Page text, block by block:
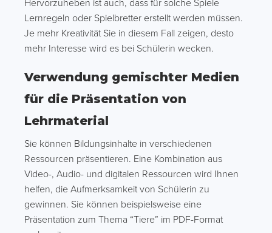
Hervorzuheben ist auch, dass für solche Spiele
Lernregeln oder Spielbretter erstellt werden müssen.
Je mehr Kreativität Sie in diesem Fall zeigen, desto
mehr Interesse wird es bei Schülerin wecken.
Verwendung gemischter Medien
für die Präsentation von
Lehrmaterial
Sie können Bildungsinhalte in verschiedenen
Ressourcen präsentieren. Eine Kombination aus
Video-, Audio- und digitalen Ressourcen wird Ihnen
helfen, die Aufmerksamkeit von Schülerin zu
gewinnen. Sie können beispielsweise eine
Präsentation zum Thema “Tiere” im PDF-Format